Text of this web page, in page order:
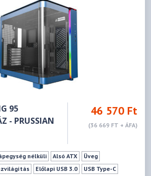
95
- PRUSSIAN
46 570 Ft
(36 669 FT + ÁFA)
nélküli Alsó ATX
Üveg
Előlapi USB 3.0
USB Type-C